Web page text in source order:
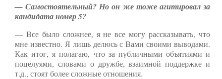
— Самостоятельный? Но он же тоже агитировал за
кандидата номер 5?
— Все было сложнее, я не все могу рассказывать, что
мне известно. Я лишь делюсь с Вами своими выводами.
Как итог, я полагаю, что за публичными объятиями и
поцелуями, словами о дружбе, взаимной поддержке и
т.д., стоят более сложные отношения.